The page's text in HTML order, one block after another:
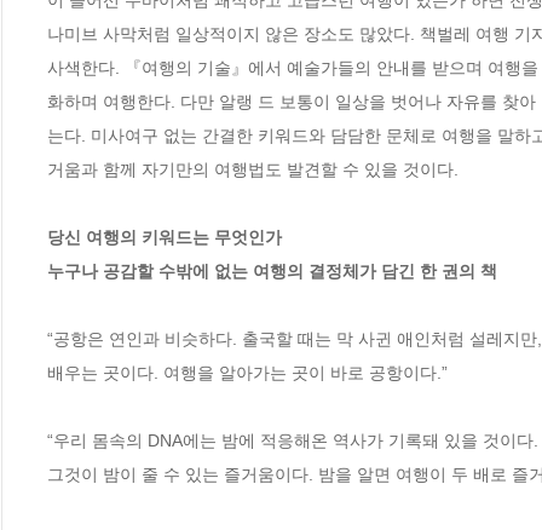
나미브 사막처럼 일상적이지 않은 장소도 많았다. 책벌레 여행
사색한다. 『여행의 기술』에서 예술가들의 안내를 받으며 여행
화하며 여행한다. 다만 알랭 드 보통이 일상을 벗어나 자유를 찾
는다. 미사여구 없는 간결한 키워드와 담담한 문체로 여행을 말
거움과 함께 자기만의 여행법도 발견할 수 있을 것이다.
당신 여행의 키워드는 무엇인가
누구나 공감할 수밖에 없는 여행의 결정체가 담긴 한 권의 책
“공항은 연인과 비슷하다. 출국할 때는 막 사귄 애인처럼 설레지
배우는 곳이다. 여행을 알아가는 곳이 바로 공항이다.”
“우리 몸속의 DNA에는 밤에 적응해온 역사가 기록돼 있을 것이
그것이 밤이 줄 수 있는 즐거움이다. 밤을 알면 여행이 두 배로 즐